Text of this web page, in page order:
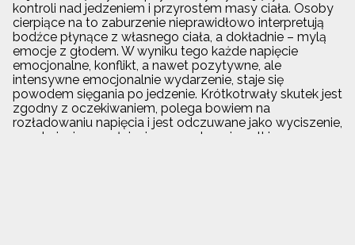
kontroli nad jedzeniem i przyrostem masy ciała. Osoby
cierpiące na to zaburzenie nieprawidłowo interpretują
bodźce płynące z własnego ciała, a dokładnie – mylą
emocje z głodem. W wyniku tego każde napięcie
emocjonalne, konflikt, a nawet pozytywne, ale
intensywne emocjonalnie wydarzenie, staje się
powodem sięgania po jedzenie. Krótkotrwały skutek jest
zgodny z oczekiwaniem, polega bowiem na
rozładowaniu napięcia i jest odczuwane jako wyciszenie,
uspokojenie, zapełnienie wewnętrznej pustki.